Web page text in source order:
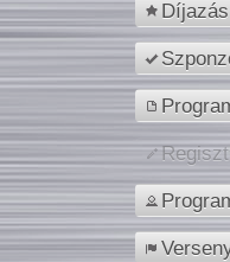
Díjazás